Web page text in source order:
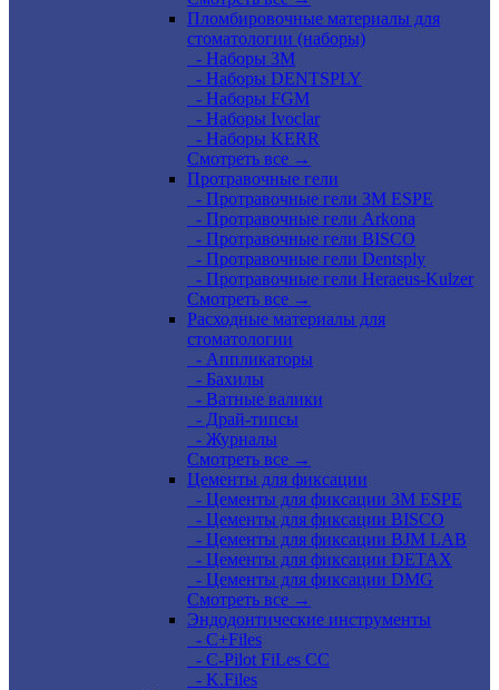
Пломбировочные материалы для
стоматологии (наборы)
- Наборы 3М
- Наборы DENTSPLY
- Наборы FGM
- Наборы Ivoclar
- Наборы KERR
Смотреть все →
Протравочные гели
- Протравочные гели 3М ESPE
- Протравочные гели Arkona
- Протравочные гели BISCO
- Протравочные гели Dentsply
- Протравочные гели Heraeus-Kulzer
Смотреть все →
Расходные материалы для
стоматологии
- Аппликаторы
- Бахилы
- Ватные валики
- Драй-типсы
- Журналы
Смотреть все →
Цементы для фиксации
- Цементы для фиксации 3M ESPE
- Цементы для фиксации BISCO
- Цементы для фиксации BJM LAB
- Цементы для фиксации DETAX
- Цементы для фиксации DMG
Смотреть все →
Эндодонтические инструменты
- C+Files
- C-Pilot FiLes CC
- K.Files